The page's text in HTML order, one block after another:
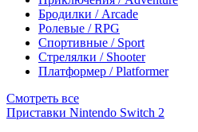
Бродилки / Arcade
Ролевые / RPG
Спортивные / Sport
Стрелялки / Shooter
Платформер / Platformer
Смотреть все
Приставки Nintendo Switch 2